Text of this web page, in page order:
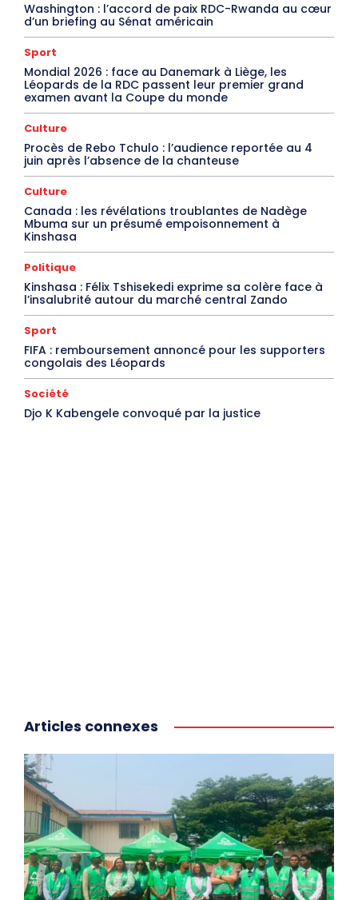
Washington : l’accord de paix RDC-Rwanda au cœur
d’un briefing au Sénat américain
Sport
Mondial 2026 : face au Danemark à Liège, les
Léopards de la RDC passent leur premier grand
examen avant la Coupe du monde
Culture
Procès de Rebo Tchulo : l’audience reportée au 4
juin après l’absence de la chanteuse
Culture
Canada : les révélations troublantes de Nadège
Mbuma sur un présumé empoisonnement à
Kinshasa
Politique
Kinshasa : Félix Tshisekedi exprime sa colère face à
l’insalubrité autour du marché central Zando
Sport
FIFA : remboursement annoncé pour les supporters
congolais des Léopards
Société
Djo K Kabengele convoqué par la justice
Articles connexes